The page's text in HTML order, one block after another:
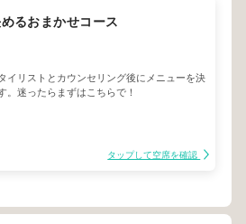
るおまかせコース
イリストとカウンセリング後にメニューを決
。迷ったらまずはこちらで！
タップして空席を確認